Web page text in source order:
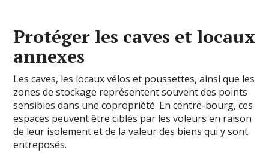
Protéger les caves et locaux
annexes
Les caves, les locaux vélos et poussettes, ainsi que les
zones de stockage représentent souvent des points
sensibles dans une copropriété. En centre-bourg, ces
espaces peuvent être ciblés par les voleurs en raison
de leur isolement et de la valeur des biens qui y sont
entreposés.